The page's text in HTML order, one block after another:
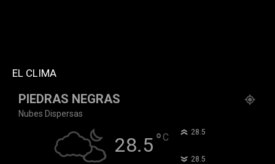
EL CLIMA
PIEDRAS NEGRAS
Nubes Dispersas
28.5°C 28.5
28.5